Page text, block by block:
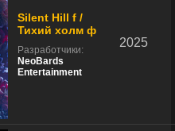
Silent Hill f /
Тихий холм ф
Разработчики:
NeoBards
Entertainment
2025